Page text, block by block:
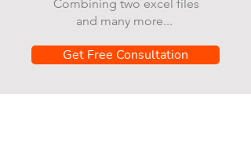
Combining two excel files
and many more...
Get Free Consultation